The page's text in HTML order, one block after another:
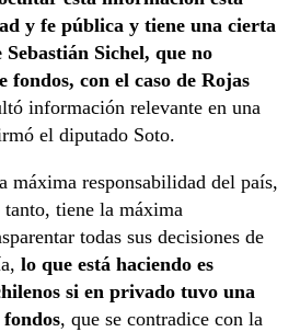
y fe pública y tiene una cierta
Sichel, que no
fondos, con el caso de Rojas
información relevante en una
el diputado Soto.
máxima responsabilidad del país,
tiene la máxima
todas sus decisiones de
lo que está haciendo es
si en privado tuvo una
, que se contradice con la